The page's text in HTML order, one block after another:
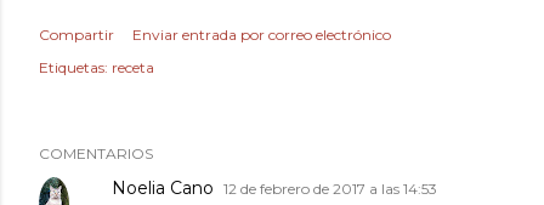
Compartir
Enviar entrada por correo electrónico
Etiquetas: receta
COMENTARIOS
Noelia Cano 12 de febrero de 2017 a las 14:53